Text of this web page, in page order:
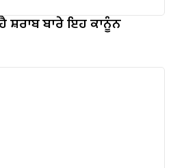
ਸ਼ਰਾਬ ਬਾਰੇ ਇਹ ਕਾਨੂੰਨ